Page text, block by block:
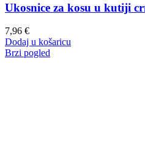
Ukosnice za kosu u kutiji
7,96 €
Dodaj u košaricu
Brzi pogled